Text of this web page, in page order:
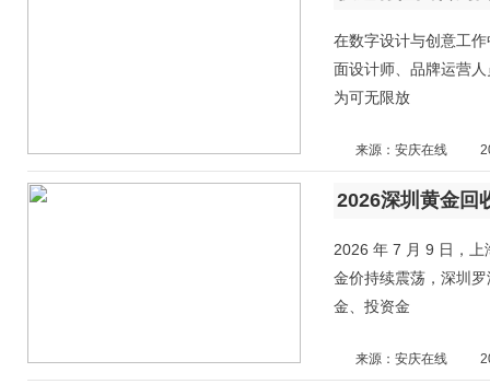
在数字设计与创意工
面设计师、品牌运营
为可无限放
来源：安庆在线
2026 年 7 月 9 日，
金价持续震荡，深圳
金、投资金
来源：安庆在线